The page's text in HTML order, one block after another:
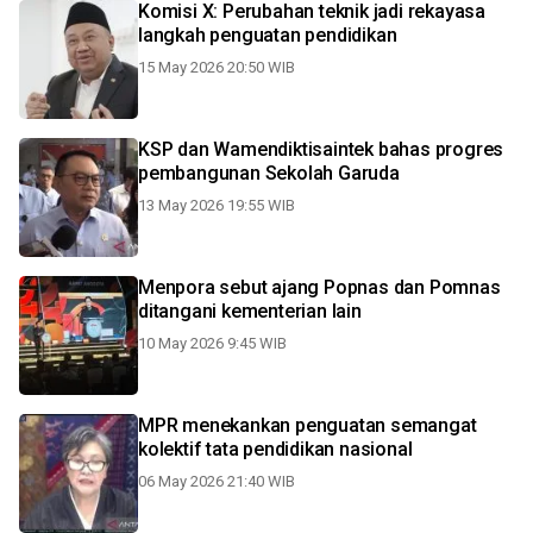
Komisi X: Perubahan teknik jadi rekayasa
langkah penguatan pendidikan
15 May 2026 20:50 WIB
KSP dan Wamendiktisaintek bahas progres
pembangunan Sekolah Garuda
13 May 2026 19:55 WIB
Menpora sebut ajang Popnas dan Pomnas
ditangani kementerian lain
10 May 2026 9:45 WIB
MPR menekankan penguatan semangat
kolektif tata pendidikan nasional
06 May 2026 21:40 WIB